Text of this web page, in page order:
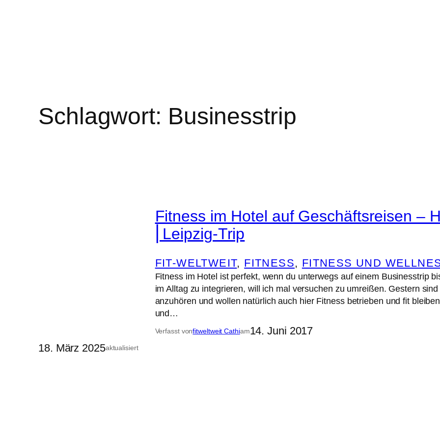
Schlagwort: Businesstrip
18. März 2025aktualisiert
Fitness im Hotel auf Geschäftsreisen –
⎜Leipzig-Trip
FIT-WELTWEIT, FITNESS, FITNESS UND
Fitness im Hotel ist perfekt, wenn du unterwegs auf einem Businesstrip
im Alltag zu integrieren, will ich mal versuchen zu umreißen. Gestern
anzuhören und wollen natürlich auch hier Fitness betrieben und fit
und…
Verfasst vonfitweltweit Cathiam14. Juni 2017